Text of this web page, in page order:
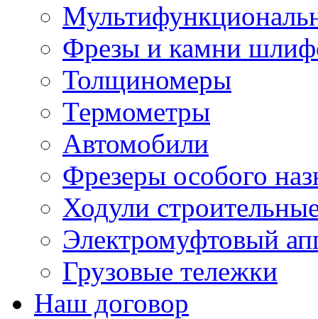
Фрезы и камни
Толщиномеры
Термометры
Автомобили
Фрезеры особого
Ходули
Электромуфтовый
Грузовые тележки
Наш договор